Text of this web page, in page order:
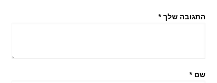
התגובה שלך *
שם *